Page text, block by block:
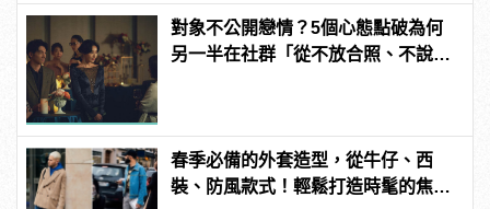
對象不公開戀情？5個心態點破為何
另一半在社群「從不放合照、不說穩
春季必備的外套造型，從牛仔、西
裝、防風款式！輕鬆打造時髦的焦點